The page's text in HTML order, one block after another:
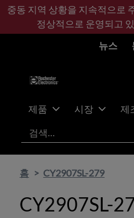
기
콘
바
글
중동 지역 상황을 지속적으로
정상적으로 운영되고
뉴스
제품 시장 제
검색
홈 CY2907SL-279
CY2907SL-